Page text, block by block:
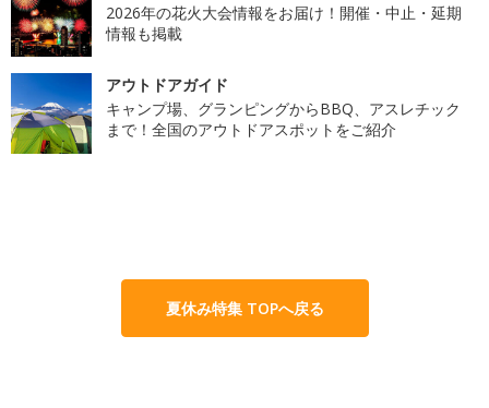
2026年の花火大会情報をお届け！開催・中止・延期
情報も掲載
アウトドアガイド
キャンプ場、グランピングからBBQ、アスレチック
まで！全国のアウトドアスポットをご紹介
夏休み特集 TOPへ戻る